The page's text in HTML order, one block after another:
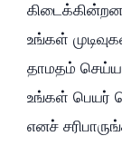
உங்கள்
தாமதம் செய்ய
உங்கள் பெயர்
எனச்